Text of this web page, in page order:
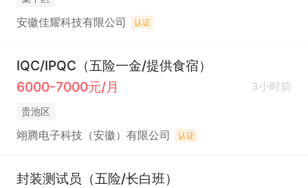
安徽佳耀科技有限公司 认证
IQC/IPQC（五险一金/提供食宿）
6000-7000元/月
3小时前
贵池区
翊腾电子科技（安徽）有限公司 认证
封装测试员（五险/长白班）